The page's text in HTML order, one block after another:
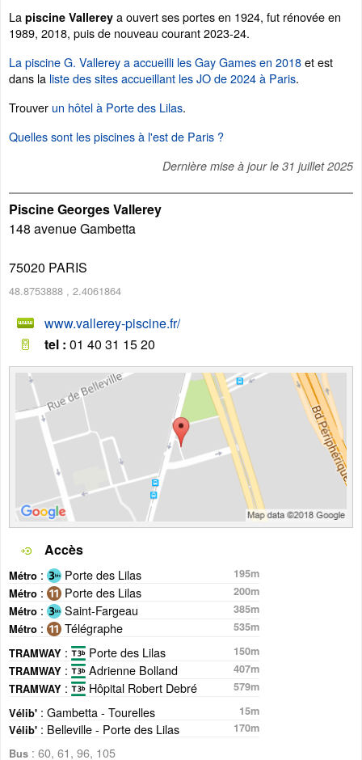
La piscine Vallerey a ouvert ses portes en 1924, fut rénovée en
1989, 2018, puis de nouveau courant 2023-24.
La piscine G. Vallerey a accueilli les Gay Games en 2018et est
dans la liste des sites accueillant les JO de 2024 à Paris.
Trouver un hôtel à Porte des Lilas.
Quelles sont les piscines à l'est de Paris ?
Dernière mise à jour le 31 juillet 2025
Piscine Georges Vallerey
148 avenue Gambetta
75020 PARIS
48.8753888 , 2.4061864
www.vallerey-piscine.fr/
tel : 01 40 31 15 20
Accès
Métro : Porte des Lilas
195m
Métro : Porte des Lilas
200m
Métro : Saint-Fargeau
385m
Métro : Télégraphe
535m
TRAMWAY : Porte des Lilas
150m
TRAMWAY : Adrienne Bolland
407m
TRAMWAY : Hôpital Robert Debré
579m
Vélib' : Gambetta - Tourelles
15m
Vélib' : Belleville - Porte des Lilas
170m
Bus : 60, 61, 96, 105